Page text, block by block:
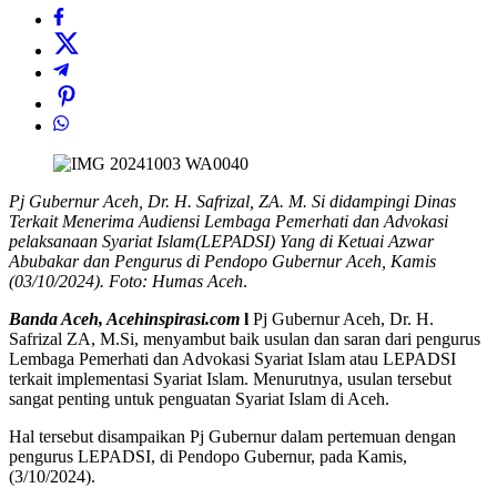
Pj Gubernur Aceh, Dr. H. Safrizal, ZA. M. Si didampingi Dinas
Terkait Menerima Audiensi Lembaga Pemerhati dan Advokasi
pelaksanaan Syariat Islam(LEPADSI) Yang di Ketuai Azwar
Abubakar dan Pengurus di Pendopo Gubernur Aceh, Kamis
(03/10/2024). Foto: Humas Aceh.
Banda Aceh, Acehinspirasi.com l Pj Gubernur Aceh, Dr. H.
Safrizal ZA, M.Si, menyambut baik usulan dan saran dari pengurus
Lembaga Pemerhati dan Advokasi Syariat Islam atau LEPADSI
terkait implementasi Syariat Islam. Menurutnya, usulan tersebut
sangat penting untuk penguatan Syariat Islam di Aceh.
Hal tersebut disampaikan Pj Gubernur dalam pertemuan dengan
pengurus LEPADSI, di Pendopo Gubernur, pada Kamis,
(3/10/2024).